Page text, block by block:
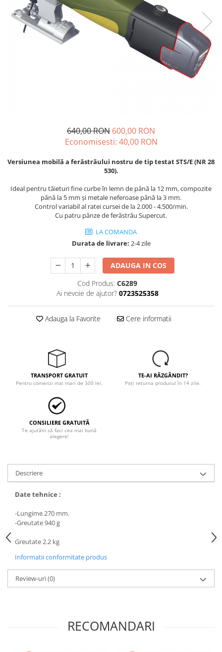
Echere si compasuri
Nivele
Nivele laser
Rulete si metre
Masini de gaurit si insurubat
Masini de slefuit si rindeluit
Masini multifunctionale
Salopetă cu pieptar
Tricouri
Protecţie ignifugă
Accesorii rezistente la flacără
Combinezoane
Jachete
Salopete cu pieptar
Rezistent la flacăra
îmbrăcăminte asistente/doctori
îmbrăcăminte bucătari
îmbrăcăminte de lucru
Pantaloni
Pantaloni scurti
Salopetă cu pieptar
Tricouri
Veste
640,00 RON 600,00 RON
Economisesti: 40,00 RON
Versiunea mobilă a ferăstrăului nostru de tip testat STS/E (NR 28
530).
Ideal pentru tăieturi fine curbe în lemn de până la 12 mm, compozite
până la 5 mm și metale neferoase până la 3 mm.
Control variabil al ratei cursei de la 2.000 - 4.500/min.
Cu patru pânze de ferăstrău Supercut.
LA COMANDA
Durata de livrare: 2-4 zile
ADAUGA IN COS
Cod Produs: C6289
Ai nevoie de ajutor? 0723525358
Adauga la Favorite Cere informatii
TRANSPORT GRATUIT
Pentru comenzi mai mari de 300 lei.
TE-AI RĂZGÂNDIT?
Poți returna produsul în 14 zile.
CONSILIERE GRATUITĂ
Te ajutăm să faci cea mai bună
alegere!
Descriere
Date tehnice :
-Lungime 270 mm.
-Greutate 940 g
Greutate 2.2 kg
Informatii conformitate produs
Review-uri(0)
RECOMANDARI